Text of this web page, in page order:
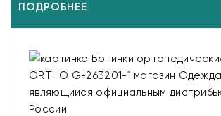
ПОДРОБНЕЕ